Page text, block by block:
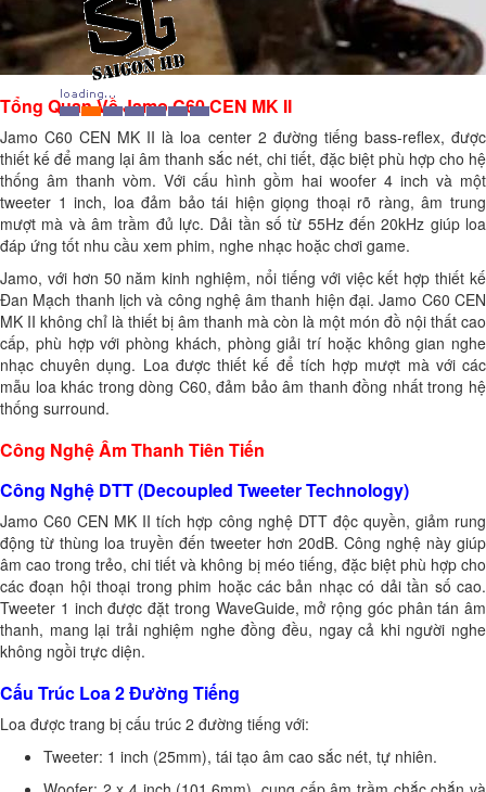
Tổng Quan Về Jamo C60 CEN MK II
Jamo C60 CEN MK II là loa center 2 đường tiếng bass-reflex, được
thiết kế để mang lại âm thanh sắc nét, chi tiết, đặc biệt phù hợp cho hệ
thống âm thanh vòm. Với cấu hình gồm hai woofer 4 inch và một
tweeter 1 inch, loa đảm bảo tái hiện giọng thoại rõ ràng, âm trung
mượt mà và âm trầm đủ lực. Dải tần số từ 55Hz đến 20kHz giúp loa
đáp ứng tốt nhu cầu xem phim, nghe nhạc hoặc chơi game.
Jamo, với hơn 50 năm kinh nghiệm, nổi tiếng với việc kết hợp thiết kế
Đan Mạch thanh lịch và công nghệ âm thanh hiện đại. Jamo C60 CEN
MK II không chỉ là thiết bị âm thanh mà còn là một món đồ nội thất cao
cấp, phù hợp với phòng khách, phòng giải trí hoặc không gian nghe
nhạc chuyên dụng. Loa được thiết kế để tích hợp mượt mà với các
mẫu loa khác trong dòng C60, đảm bảo âm thanh đồng nhất trong hệ
thống surround.
Công Nghệ Âm Thanh Tiên Tiến
Công Nghệ DTT (Decoupled Tweeter Technology)
Jamo C60 CEN MK II tích hợp công nghệ DTT độc quyền, giảm rung
động từ thùng loa truyền đến tweeter hơn 20dB. Công nghệ này giúp
âm cao trong trẻo, chi tiết và không bị méo tiếng, đặc biệt phù hợp cho
các đoạn hội thoại trong phim hoặc các bản nhạc có dải tần số cao.
Tweeter 1 inch được đặt trong WaveGuide, mở rộng góc phân tán âm
thanh, mang lại trải nghiệm nghe đồng đều, ngay cả khi người nghe
không ngồi trực diện.
Cấu Trúc Loa 2 Đường Tiếng
Loa được trang bị cấu trúc 2 đường tiếng với:
Tweeter: 1 inch (25mm), tái tạo âm cao sắc nét, tự nhiên.